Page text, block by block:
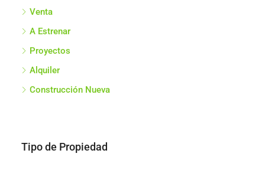
Venta
A Estrenar
Proyectos
Alquiler
Construcción Nueva
Tipo de Propiedad